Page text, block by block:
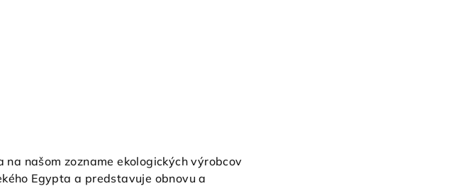
na našom zozname ekologických výrobcov
Egypta a predstavuje obnovu a